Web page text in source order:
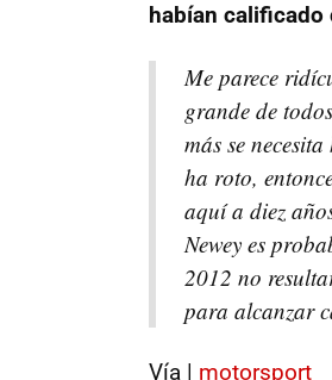
habían calificado
Me parece
grande de
más se
ha roto,
aquí a diez
Newey es
2012 no
para alcanzar
Vía | motorsport